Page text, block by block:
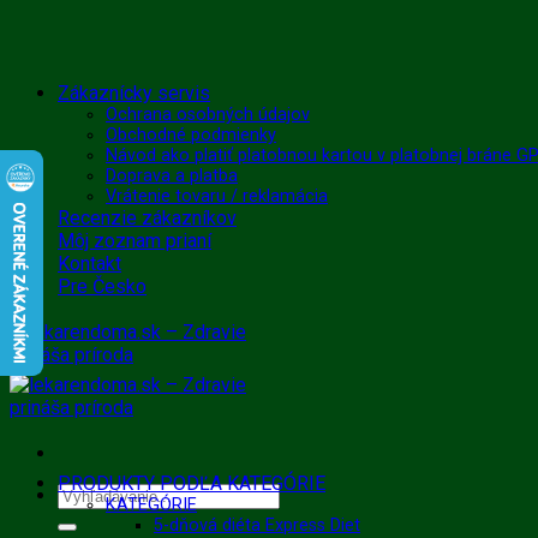
Skip
Zákaznícky servis
Ochrana osobných údajov
Obchodné podmienky
Návod ako platiť platobnou kartou v platobnej bráne
Doprava a platba
Vrátenie tovaru / reklamácia
Recenzie zákazníkov
Môj zoznam prianí
Kontakt
Pre Česko
Hľadať:
PRODUKTY PODĽA KATEGÓRIE
KATEGÓRIE
5-dňová diéta Express Diet